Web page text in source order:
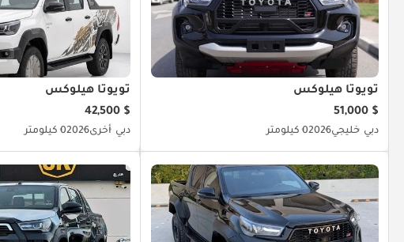
تويوتا هيلوكس
$ 51,000
دبي خليجي20260 كيلومتر
تويوتا هيلوكس
$ 42,500
دبي أخرى20260 كيلومتر